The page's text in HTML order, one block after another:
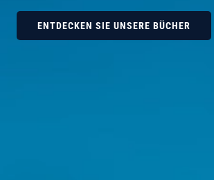
ENTDECKEN SIE UNSERE BÜCHER